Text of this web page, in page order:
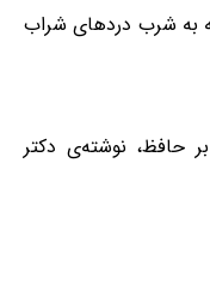
به شرب دردهای شراب
حافظ، نوشته‌ی دکتر